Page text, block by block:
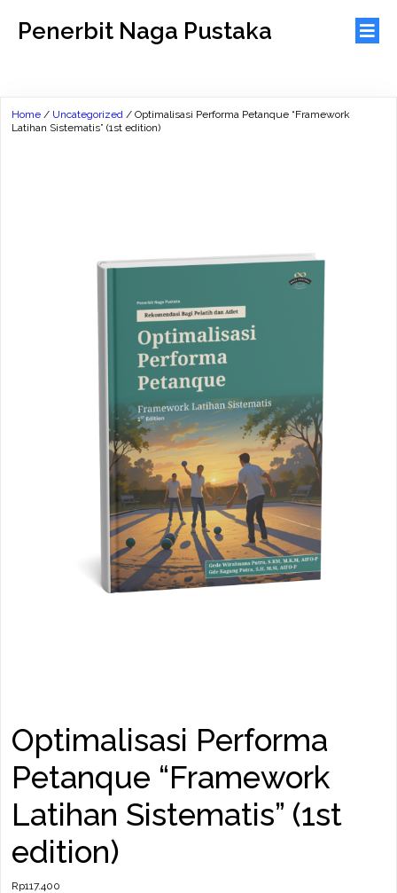
Penerbit Naga Pustaka
Home / Uncategorized / Optimalisasi Performa Petanque “Framework
Latihan Sistematis” (1st edition)
Optimalisasi Performa
Petanque “Framework
Latihan Sistematis” (1st
edition)
Rp117.400